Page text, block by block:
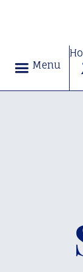
Menu